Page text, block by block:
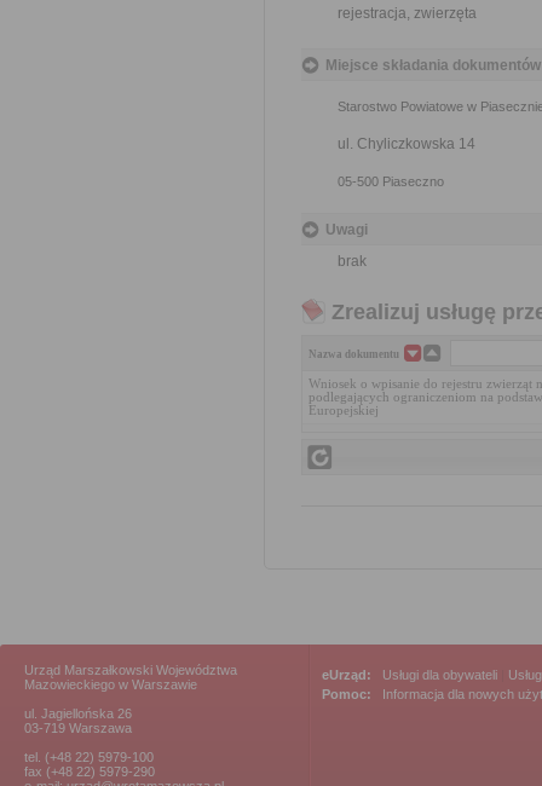
rejestracja, zwierzęta
Miejsce składania dokumentów
Starostwo Powiatowe w
ul. Chyliczkowska 14
05-500 Piaseczno
Uwagi
brak
Zrealizuj usługę
Nazwa dokumentu
Wniosek o wpisanie do rejestru zwierząt
podlegających ograniczeniom na
Europejskiej
Urząd Marszałkowski Województwa
Mazowieckiego w Warszawie
ul. Jagiellońska 26
03-719 Warszawa
tel. (+48 22) 5979-100
fax (+48 22) 5979-290
eUrząd: Usługi dla obywateli
Pomoc:
Informacja dla nowych